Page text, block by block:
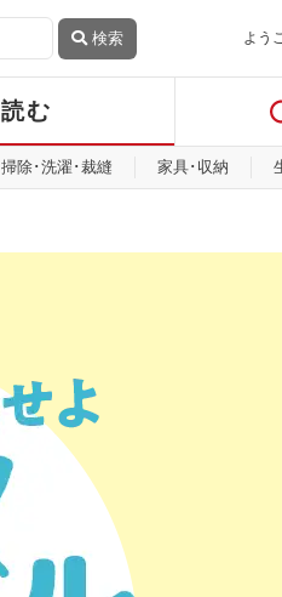
検索 よう
読む
掃除･洗濯･裁縫 家具･収納